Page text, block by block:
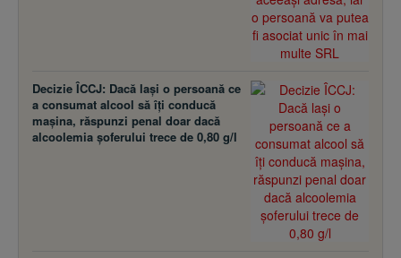
Decizie ÎCCJ: Dacă laşi o persoană ce
a consumat alcool să îţi conducă
maşina, răspunzi penal doar dacă
alcoolemia şoferului trece de 0,80 g/l